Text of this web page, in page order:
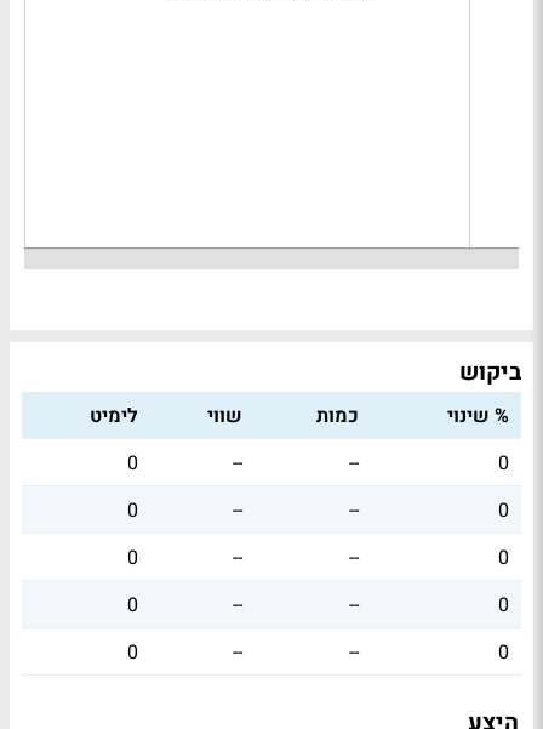
ביקוש
% שינוי כמות שווי
לימיט
0
--
--
0
0
--
--
0
0
--
--
0
0
--
--
0
0
--
--
0